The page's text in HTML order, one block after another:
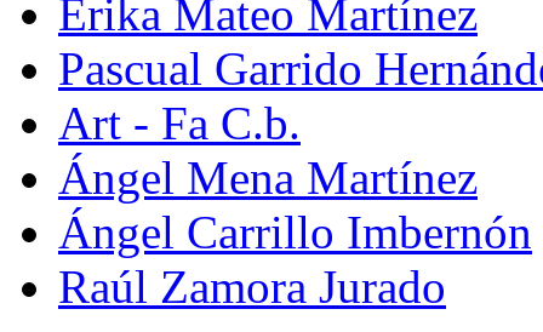
Erika Mateo Martínez
Pascual Garrido
Art - Fa C.b.
Ángel Mena Martínez
Ángel Carrillo Imbernón
Raúl Zamora Jurado